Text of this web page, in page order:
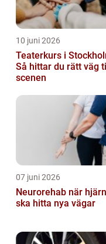
10 juni 2026
Teaterkurs i
Så hittar du rätt väg
scenen
07 juni 2026
Neurorehab när hjärnan
ska hitta nya vägar